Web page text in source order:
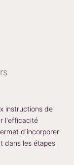
instructions de
l'efficacité
d'incorporer
dans les étapes